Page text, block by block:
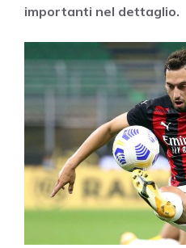
importanti nel dettaglio.